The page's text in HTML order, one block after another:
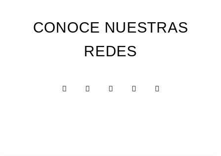
CONOCE NUESTRAS
REDES